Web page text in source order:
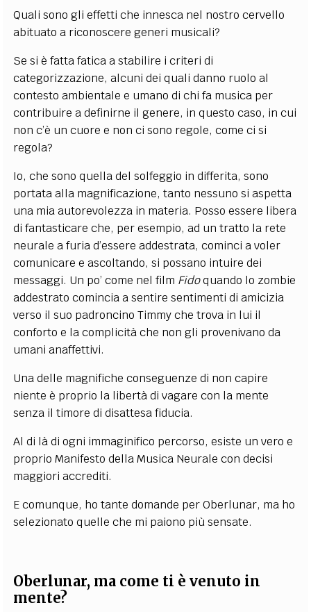
Quali sono gli effetti che innesca nel nostro cervello
abituato a riconoscere generi musicali?
Se si è fatta fatica a stabilire i criteri di
categorizzazione, alcuni dei quali danno ruolo al
contesto ambientale e umano di chi fa musica per
contribuire a definirne il genere, in questo caso, in cui
non c’è un cuore e non ci sono regole, come ci si
regola?
Io, che sono quella del solfeggio in differita, sono
portata alla magnificazione, tanto nessuno si aspetta
una mia autorevolezza in materia. Posso essere libera
di fantasticare che, per esempio, ad un tratto la rete
neurale a furia d’essere addestrata, cominci a voler
comunicare e ascoltando, si possano intuire dei
messaggi. Un po’ come nel film Fidoquando lo zombie
addestrato comincia a sentire sentimenti di amicizia
verso il suo padroncino Timmy che trova in lui il
conforto e la complicità che non gli provenivano da
umani anaffettivi.
Una delle magnifiche conseguenze di non capire
niente è proprio la libertà di vagare con la mente
senza il timore di disattesa fiducia.
Al di là di ogni immaginifico percorso, esiste un vero e
proprioManifesto della Musica Neurale con decisi
maggiori accrediti.
E comunque, ho tante domande per Oberlunar, ma ho
selezionato quelle che mi paiono più sensate.
Oberlunar, ma come ti è venuto in
mente?